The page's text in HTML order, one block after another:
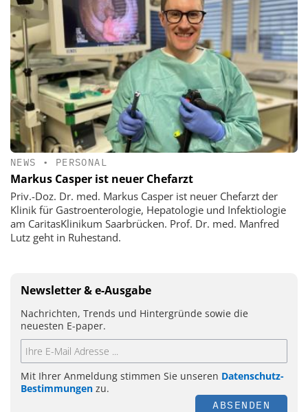
NEWS • PERSONAL
Markus Casper ist neuer Chefarzt
Priv.-Doz. Dr. med. Markus Casper ist neuer Chefarzt der
Klinik für Gastroenterologie, Hepatologie und Infektiologie
am CaritasKlinikum Saarbrücken. Prof. Dr. med. Manfred
Lutz geht in Ruhestand.
Newsletter & e-Ausgabe
Nachrichten, Trends und Hintergründe sowie die
neuesten E-paper.
Mit Ihrer Anmeldung stimmen Sie unseren Datenschutz-
Bestimmungen zu.
ABSENDEN